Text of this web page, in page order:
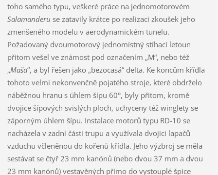
toho samého typu, veškeré práce na jednomotorovém
Salamanderu se zatavily krátce po realizaci zkoušek jeho
zmenšeného modelu v aerodynamickém tunelu.
Požadovaný dvoumotorový jednomístný stíhací letoun
přitom vešel ve známost pod označením „M“, nebo též
„Maša“, a byl řešen jako „bezocasá“ delta. Ke koncům křídla
tohoto velmi nekonvenčně pojatého stroje, které obdrželo
náběžnou hranu s úhlem šípu 60°, byly přitom, kromě
dvojice šípových svislých ploch, uchyceny též winglety se
záporným úhlem šípu. Instalace motorů typu RD-10 se
nacházela v zadní části trupu a využívala dvojici lapačů
vzduchu včleněnou do kořenů křídla. Jeho výzbroj se měla
sestávat se čtyř 23 mm kanónů (nebo dvou 37 mm a dvou
23 mm kanónů) vestavěných přímo do vystouplé špice